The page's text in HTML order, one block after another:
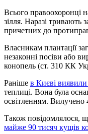
Всього правоохоронці
зілля. Наразі тривають
причетних до
Власникам плантації
незаконні посіви або
конопель (ст. 310 КК
Раніше в Києві
теплиці. Вона була
освітленням. Вилучено
Також повідомлялося,
майже 90 тисяч кущів